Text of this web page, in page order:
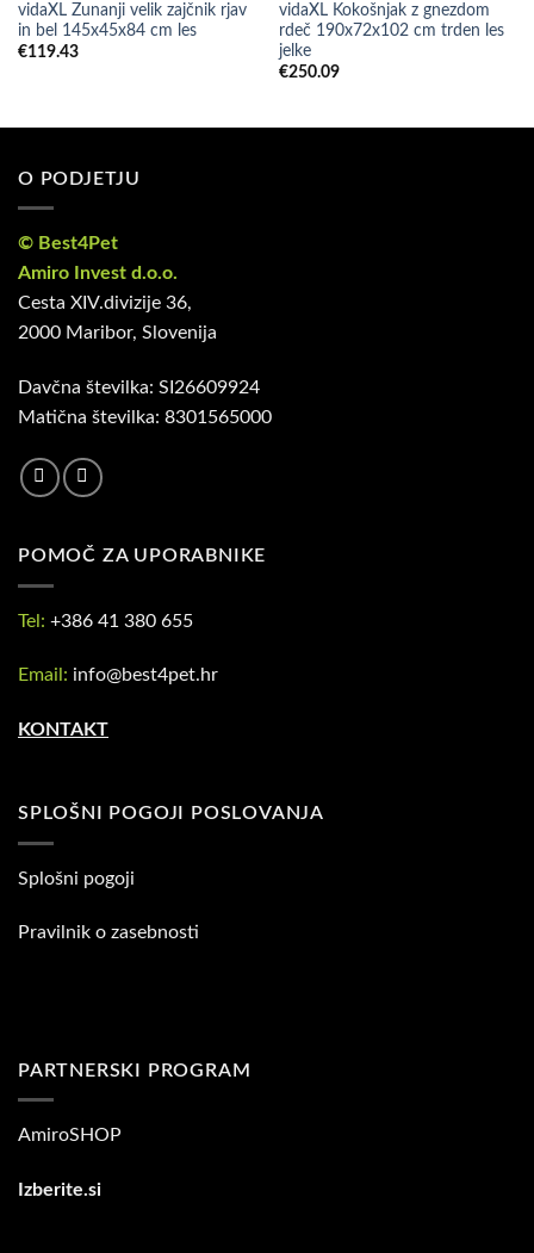
vidaXL Zunanji velik zajčnik rjav
in bel 145x45x84 cm les
€119.43
vidaXL Kokošnjak z gnezdom
rdeč 190x72x102 cm trden les
jelke
€250.09
O PODJETJU
© Best4Pet
Amiro Invest d.o.o.
Cesta XIV.divizije 36,
2000 Maribor, Slovenija
Davčna številka: SI26609924
Matična številka: 8301565000
POMOČ ZA UPORABNIKE
Tel: +386 41 380 655
Email: info@best4pet.hr
KONTAKT
SPLOŠNI POGOJI POSLOVANJA
Splošni pogoji
Pravilnik o zasebnosti
PARTNERSKI PROGRAM
AmiroSHOP
Izberite.si